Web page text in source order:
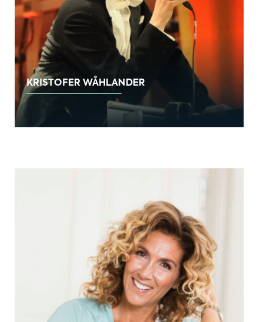
KRISTOFER WÅHLANDER